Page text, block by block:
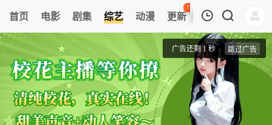
首页 电影 剧集 综艺 动漫 更新
112
热榜 APP
我的观影记录
第1期
奔跑吧 第八季
清空